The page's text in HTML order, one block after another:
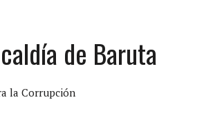
DE ELLOS EN MATURÍN
DE 20 PERSONAS ADENTRO
DESPUÉS DE LOS TERREMOTOS EN LA GUAIRA
DENTRO DE SU CASA
de Baruta
la Corrupción